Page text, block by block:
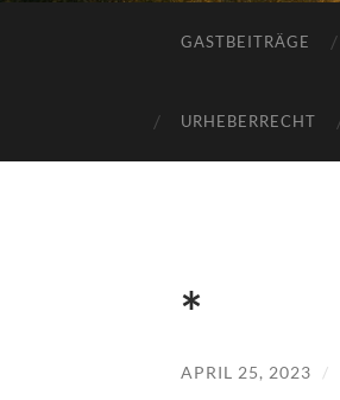
GASTBEITRÄGE
URHEBERRECHT
*
APRIL 25, 2023 /